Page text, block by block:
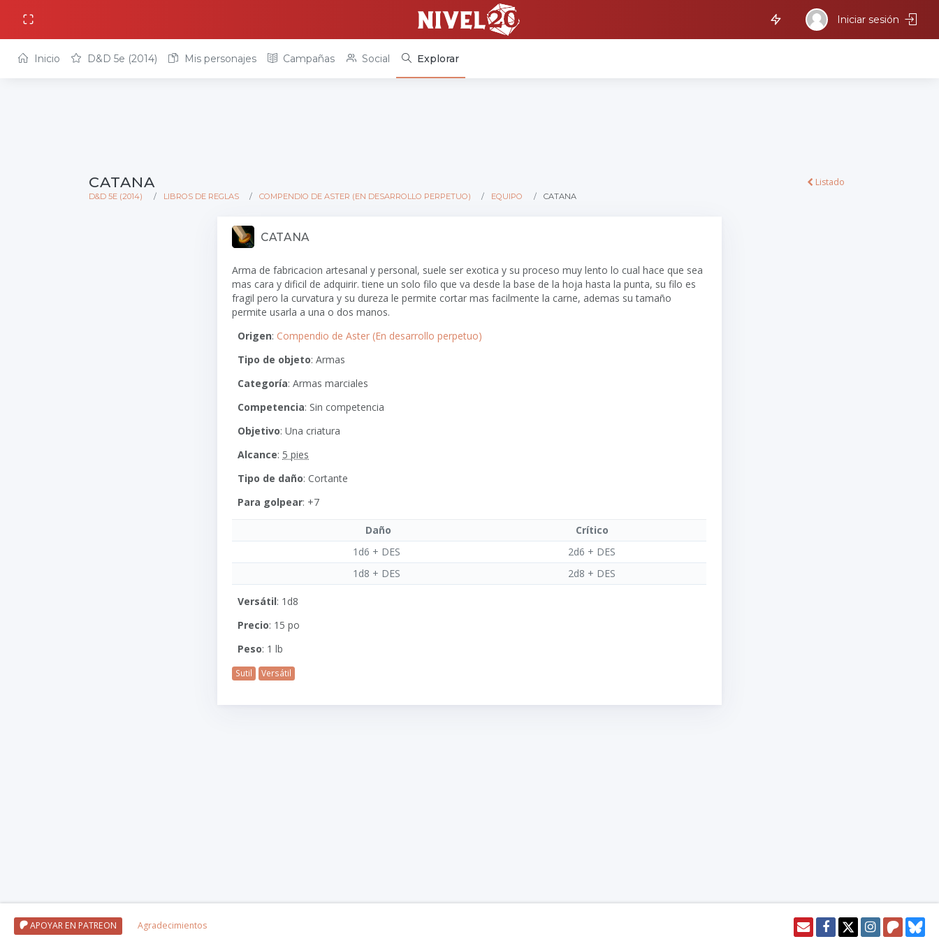
Iniciar sesión
Inicio D&D 5e (2014) Mis personajes Campañas Social Explorar
CATANA
D&D 5E (2014) LIBROS DE REGLAS COMPENDIO DE ASTER (EN DESARROLLO PERPETUO) EQUIPO CATANA
Listado
CATANA
Arma de fabricacion artesanal y personal, suele ser exotica y su proceso muy lento lo cual hace que sea
mas cara y dificil de adquirir. tiene un solo filo que va desde la base de la hoja hasta la punta, su filo es
fragil pero la curvatura y su dureza le permite cortar mas facilmente la carne, ademas su tamaño
permite usarla a una o dos manos.
Origen: Compendio de Aster (En desarrollo perpetuo)
Tipo de objeto: Armas
Categoría: Armas marciales
Competencia: Sin competencia
Objetivo: Una criatura
Alcance: 5 pies
Tipo de daño: Cortante
Para golpear: +7
Daño
Crítico
1d6 + DES
2d6 + DES
1d8 + DES
2d8 + DES
Versátil: 1d8
Precio: 15 po
Peso: 1 lb
Sutil Versátil
APOYAR EN PATREON Agradecimientos